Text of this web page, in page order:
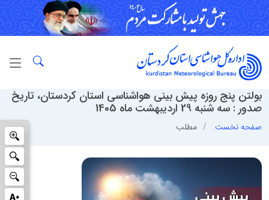
بولتن پنج روزه پیش بینی هواشناسی استان کردستان، تاریخ
صدور : سه شنبه 29 اردیبهشت ماه 1405
صفحه نخست مطلب